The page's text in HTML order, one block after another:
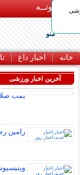
بـیتوتــه
منو
خانه اخبار داغ
آخرین اخبار ورزشی
بمب
رامین